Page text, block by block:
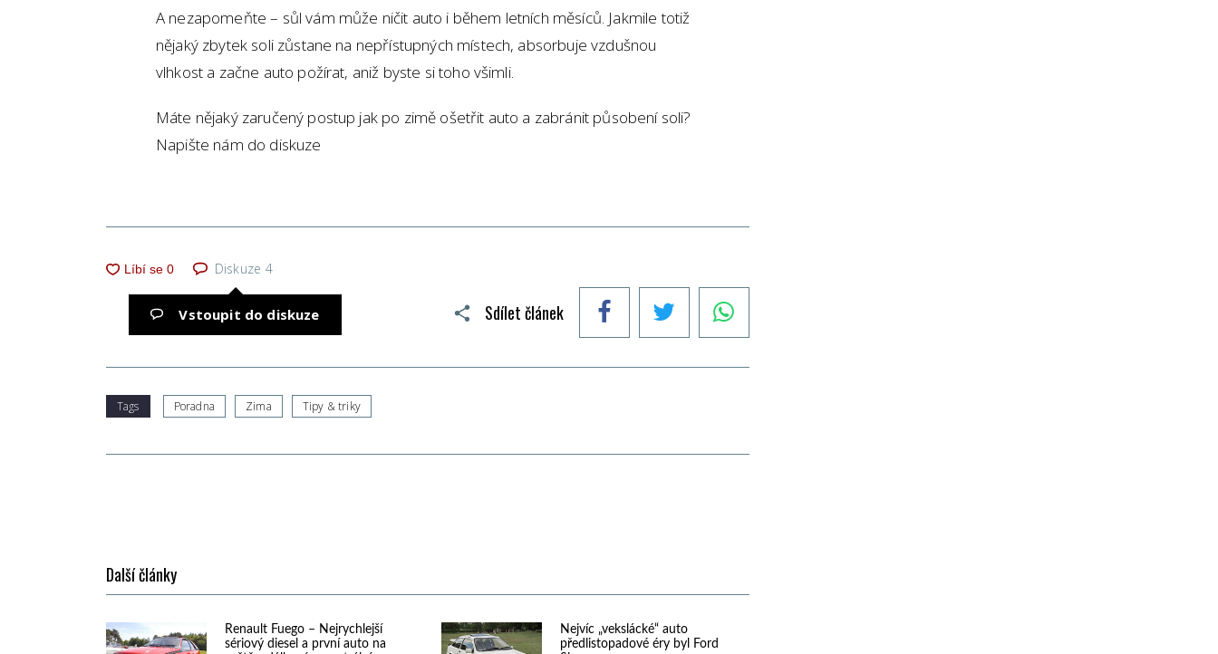
A nezapomeňte – sůl vám může ničit auto i během letních měsíců. Jakmile totiž
nějaký zbytek soli zůstane na nepřístupných místech, absorbuje vzdušnou
vlhkost a začne auto požírat, aniž byste si toho všimli.
Máte nějaký zaručený postup jak po zimě ošetřit auto a zabránit působení soli?
Napište nám do diskuze
Sdílet článek
Diskuze 4
Vstoupit do diskuze
Tags Poradna Zima Tipy & triky
Další články
Renault Fuego – Nejrychlejší
sériový diesel a první auto na
Nejvíc „vekslácké“ auto
předlistopadové éry byl Ford